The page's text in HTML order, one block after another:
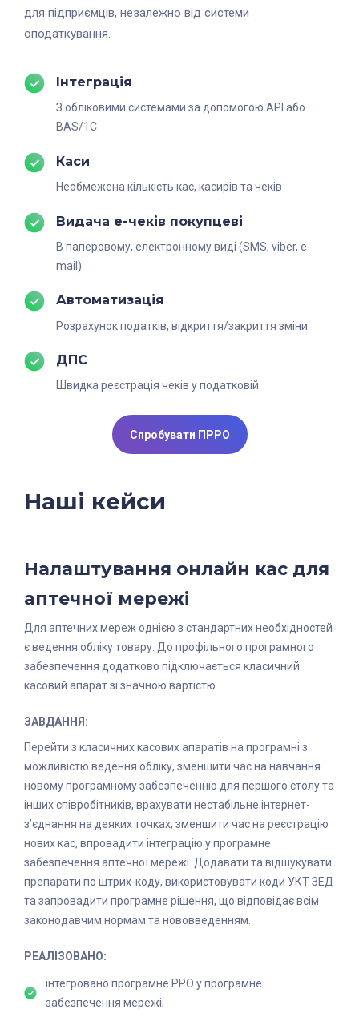
для підприємців, незалежно від системи
оподаткування.
Інтеграція
З обліковими системами за допомогою API або
BAS/1C
Каси
Необмежена кількість кас, касирів та чеків
Видача е-чеків покупцеві
В паперовому, електронному виді (SMS, viber, e-
mail)
Автоматизація
Розрахунок податків, відкриття/закриття зміни
ДПС
Швидка реєстрація чеків у податковій
Спробувати ПРРО
Наші кейси
Налаштування онлайн кас для
аптечної мережі
Для аптечних мереж однією з стандартних необхідностей
є ведення обліку товару. До профільного програмного
забезпечення додатково підключається класичний
касовий апарат зі значною вартістю.
ЗАВДАННЯ:
Перейти з класичних касових апаратів на програмні з
можливістю ведення обліку, зменшити час на навчання
новому програмному забезпеченню для першого столу та
інших співробітників, врахувати нестабільне інтернет-
з’єднання на деяких точках, зменшити час на реєстрацію
нових кас, впровадити інтеграцію у програмне
забезпечення аптечної мережі. Додавати та відшукувати
препарати по штрих-коду, використовувати коди УКТ ЗЕД
та запровадити програмне рішення, що відповідає всім
законодавчим нормам та нововведенням.
РЕАЛІЗОВАНО:
інтегровано програмне РРО у програмне
забезпечення мережі;
Налаштування онлайн кас для
туристичного бізнесу
Туристичне агентство впровадило CRM для підвищення
конверсії, збільшення кількості клієнтів та спрощення
роботи, але залишилась необхідність звести до мінімуму
витрати часу та коштів на класичні фіскальні апарати.
ЗАВДАННЯ:
впровадження нового рішення – програмного РРО у
профільну CRM для нівелювання витрат на фізичні касові
апарати, їх ремонт та щомісячне обслуговування;
зменшити час на реєстрацію нової каси, навчання
менеджера по туризму або іншого робітника на роботу з
касою. Чеки обов’язково друкуються – необхідність
позбавитись друку чеків або звести до мінімум.
РЕАЛІЗОВАНО:
інтегровано програмний РРО у профільну CRM;
реєстрація програмної каси тепер займає до одного
простота підключення дозволяють реєструвати
більшу кількість кас;
Онлайн каси для обмінних
пунктів
Для малого й середнього бізнесу валютообмінний пункт,
має ряд переваг перед банками та електронними
обмінниками, так як в такому пункті можливо швидко
обміняти гроші у зручний для клієнта час.
ЗАВДАННЯ:
Розробити інтеграцію з 1С або надати інше
альтернативне рішення для ефективної роботи обмінного
пункту та позбавитись необхідності навчання персоналу
новій програмі, забезпечити роботу сервісу 24/7,
можливість стабільної безперервної робити у разі
відсутності інтернет-з’єднання, нівелювання витрат на
фізичні касові апарати, їх ремонт та щомісячне
обслуговування; зменшити час на реєстрацію нової каси.
РЕАЛІЗОВАНО:
програмний;
касир працює у звичній 1С з готовою інтеграцію
(драйвером);